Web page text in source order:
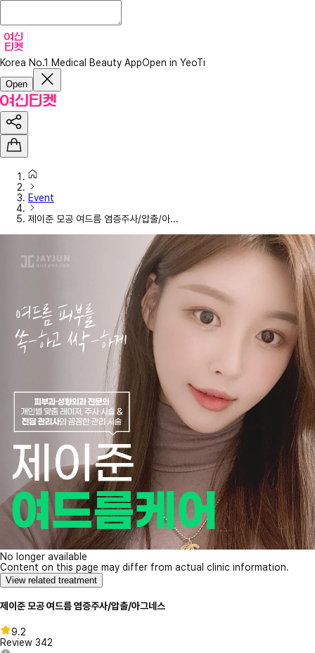
Korea No.1 Medical Beauty AppOpen in YeoTi
Open
Event
제이준 모공 여드름 염증주사/압출/아...
No longer available
Content on this page may differ from actual clinic information.
View related treatment
제이준 모공 여드름 염증주사/압출/아그네스
9.2
Review 342